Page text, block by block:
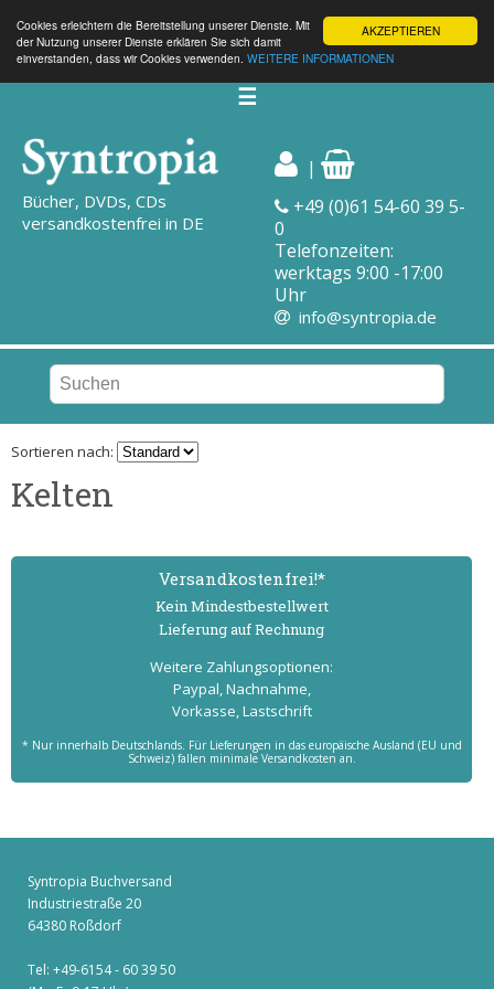
AKZEPTIEREN
Cookies erleichtern die Bereitstellung unserer Dienste. Mit
der Nutzung unserer Dienste erklären Sie sich damit
einverstanden, dass wir Cookies verwenden. WEITERE INFORMATIONEN
☰
Bücher, DVDs, CDs
versandkostenfrei in DE
|
+49 (0)61 54-60 39 5-
0
Telefonzeiten:
werktags 9:00 -17:00
Uhr
info@syntropia.de
Sortieren nach:
Kelten
Versand­kostenfrei!*
Kein Mindest­bestell­wert
Lieferung auf Rechnung
Weitere Zahlungs­optionen:
Paypal, Nachnahme,
Vorkasse, Lastschrift
* Nur innerhalb Deutschlands. Für Lieferungen in das europäische Ausland (EU und
Schweiz) fallen minimale Versandkosten an.
Syntropia Buchversand
Industriestraße 20
64380 Roßdorf
Tel: +49-6154 - 60 39 50